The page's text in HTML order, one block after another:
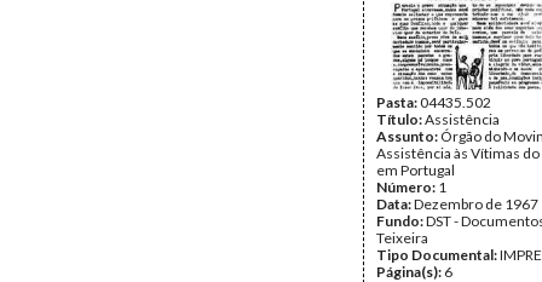
Pasta:04435.502
Título:Assistência
Assunto: Órgão do
Assistência às Vítimas
em Portugal
Número: 1
Data:Dezembro de 1967
Fundo:DST -
Teixeira
Tipo Documental:
Página(s): 6